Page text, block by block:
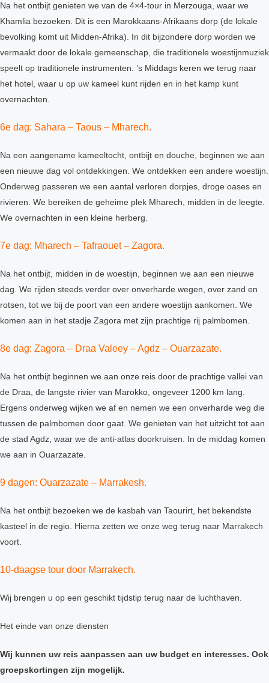
Na het ontbijt genieten we van de 4×4-tour in Merzouga, waar we
Khamlia bezoeken. Dit is een Marokkaans-Afrikaans dorp (de lokale
bevolking komt uit Midden-Afrika). In dit bijzondere dorp worden we
vermaakt door de lokale gemeenschap, die traditionele woestijnmuziek
speelt op traditionele instrumenten. ’s Middags keren we terug naar
het hotel, waar u op uw kameel kunt rijden en in het kamp kunt
overnachten.
6e dag: Sahara – Taous – Mharech.
Na een aangename kameeltocht, ontbijt en douche, beginnen we aan
een nieuwe dag vol ontdekkingen. We ontdekken een andere woestijn.
Onderweg passeren we een aantal verloren dorpjes, droge oases en
rivieren. We bereiken de geheime plek Mharech, midden in de leegte.
We overnachten in een kleine herberg.
7e dag: Mharech – Tafraouet – Zagora.
Na het ontbijt, midden in de woestijn, beginnen we aan een nieuwe
dag. We rijden steeds verder over onverharde wegen, over zand en
rotsen, tot we bij de poort van een andere woestijn aankomen. We
komen aan in het stadje Zagora met zijn prachtige rij palmbomen.
8e dag: Zagora – Draa Valeey – Agdz – Ouarzazate.
Na het ontbijt beginnen we aan onze reis door de prachtige vallei van
de Draa, de langste rivier van Marokko, ongeveer 1200 km lang.
Ergens onderweg wijken we af en nemen we een onverharde weg die
tussen de palmbomen door gaat. We genieten van het uitzicht tot aan
de stad Agdz, waar we de anti-atlas doorkruisen. In de middag komen
we aan in Ouarzazate.
9 dagen: Ouarzazate – Marrakesh.
Na het ontbijt bezoeken we de kasbah van Taourirt, het bekendste
kasteel in de regio. Hierna zetten we onze weg terug naar Marrakech
voort.
10-daagse tour door Marrakech.
Wij brengen u op een geschikt tijdstip terug naar de luchthaven.
Het einde van onze diensten
Wij kunnen uw reis aanpassen aan uw budget en interesses. Ook
groepskortingen zijn mogelijk.